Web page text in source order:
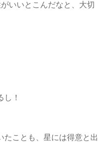
いいとこんだなと、大切
！
たことも、星には得意と出